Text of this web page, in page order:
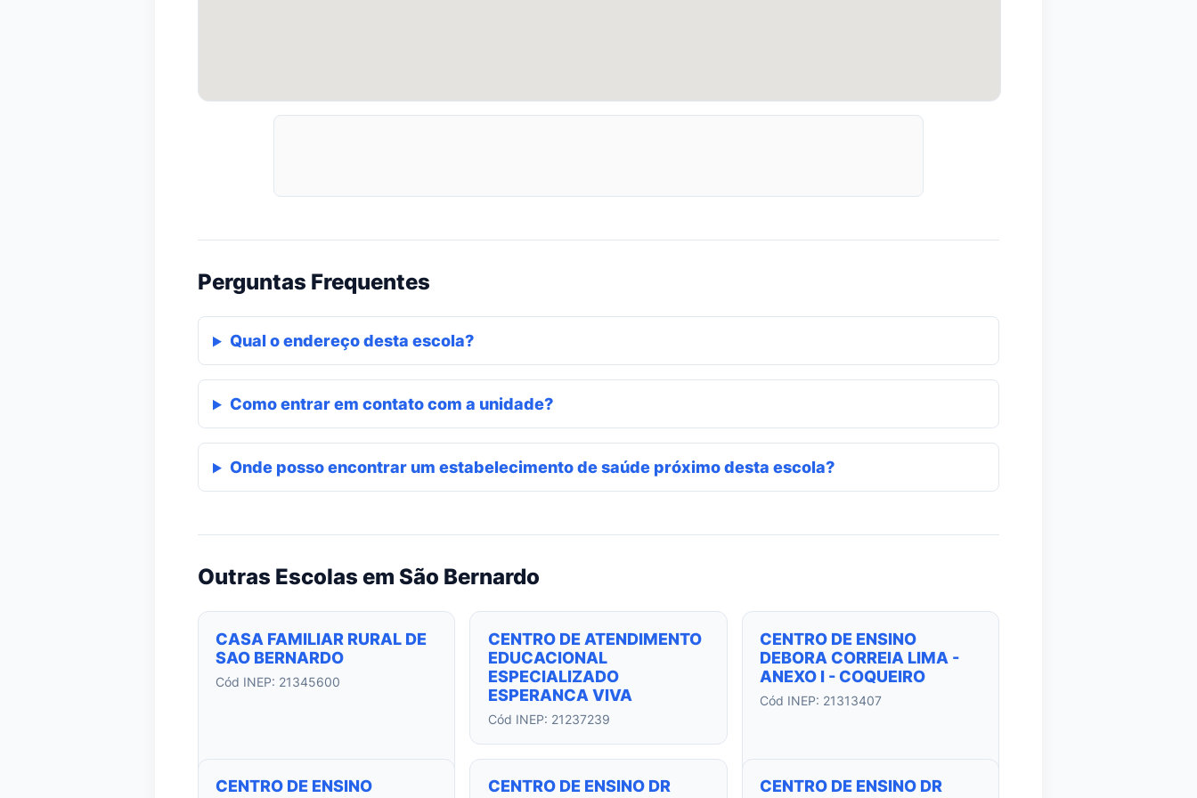
Perguntas Frequentes
Qual o endereço desta escola?
Como entrar em contato com a unidade?
Onde posso encontrar um estabelecimento de saúde próximo desta escola?
Outras Escolas em São Bernardo
CASA FAMILIAR RURAL DE
SAO BERNARDO
Cód INEP: 21345600
CENTRO DE ATENDIMENTO
EDUCACIONAL
ESPECIALIZADO
ESPERANCA VIVA
Cód INEP: 21237239
CENTRO DE ENSINO
DEBORA CORREIA LIMA -
ANEXO I - COQUEIRO
Cód INEP: 21313407
CENTRO DE ENSINO
CENTRO DE ENSINO DR
CENTRO DE ENSINO DR